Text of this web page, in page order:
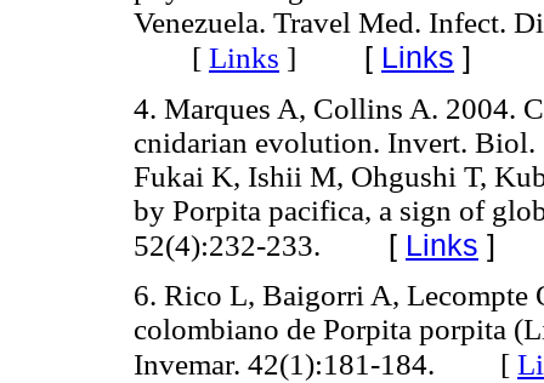
Venezuela. Travel Med. Infect.
[ Links ] [ Links ]
4. Marques A, Collins A. 2004.
cnidarian evolution. Invert.
Fukai K, Ishii M, Ohgushi T,
by Porpita pacifica, a sign of
52(4):232-233. [ Links ]
6. Rico L, Baigorri A, Lecompte
colombiano de Porpita porpita
Invemar. 42(1):181-184. [